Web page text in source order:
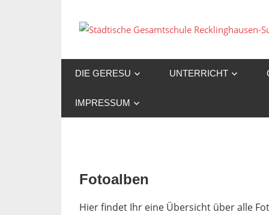
Inhalt
DIE GERESU UNTERRICHT
IMPRESSUM
Fotoalben
Hier findet Ihr eine Übersicht über alle